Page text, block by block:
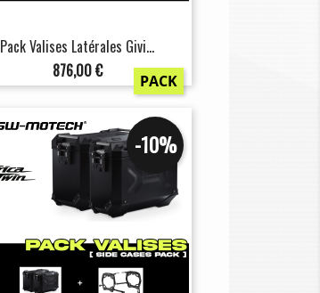
Pack Valises Latérales Givi...
Prix
876,00 € PACK
-10%